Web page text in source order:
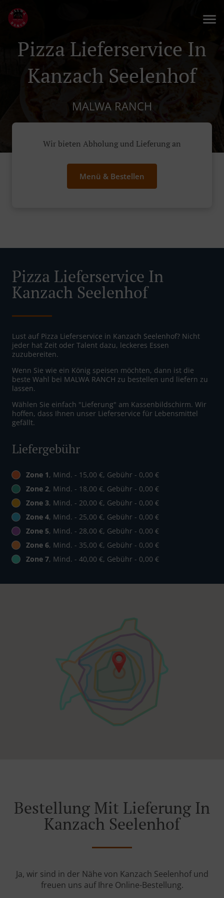
Pizza Lieferservice In
Kanzach Seelenhof
MALWA RANCH
Wir bieten Abholung und Lieferung an
Menü & Bestellen
Pizza Lieferservice In
Kanzach Seelenhof
Lust auf Pizza Lieferservice in Kanzach Seelenhof? Nicht
jeder hat Zeit oder Talent dazu, leckeres Essen
zuzubereiten.
Wenn Sie wie ein König speisen möchten, dann ist die
beste Wahl bei MALWA RANCH zu bestellen und liefern zu
lassen.
Wählen Sie einfach "Lieferung" am Kassenbildschirm. Wir
hoffen, dass Ihnen unser Lieferservice für Lebensmittel
gefällt.
Liefergebühr
Zone 1, Mind. - 15,00 €, Gebühr - 0,00 €
Zone 2, Mind. - 18,00 €, Gebühr - 0,00 €
Zone 3, Mind. - 20,00 €, Gebühr - 0,00 €
Zone 4, Mind. - 25,00 €, Gebühr - 0,00 €
Zone 5, Mind. - 28,00 €, Gebühr - 0,00 €
Zone 6, Mind. - 35,00 €, Gebühr - 0,00 €
Zone 7, Mind. - 40,00 €, Gebühr - 0,00 €
Bestellung Mit Lieferung In
Kanzach Seelenhof
Ja, wir sind in der Nähe von Kanzach Seelenhof und
freuen uns auf Ihre Online-Bestellung.